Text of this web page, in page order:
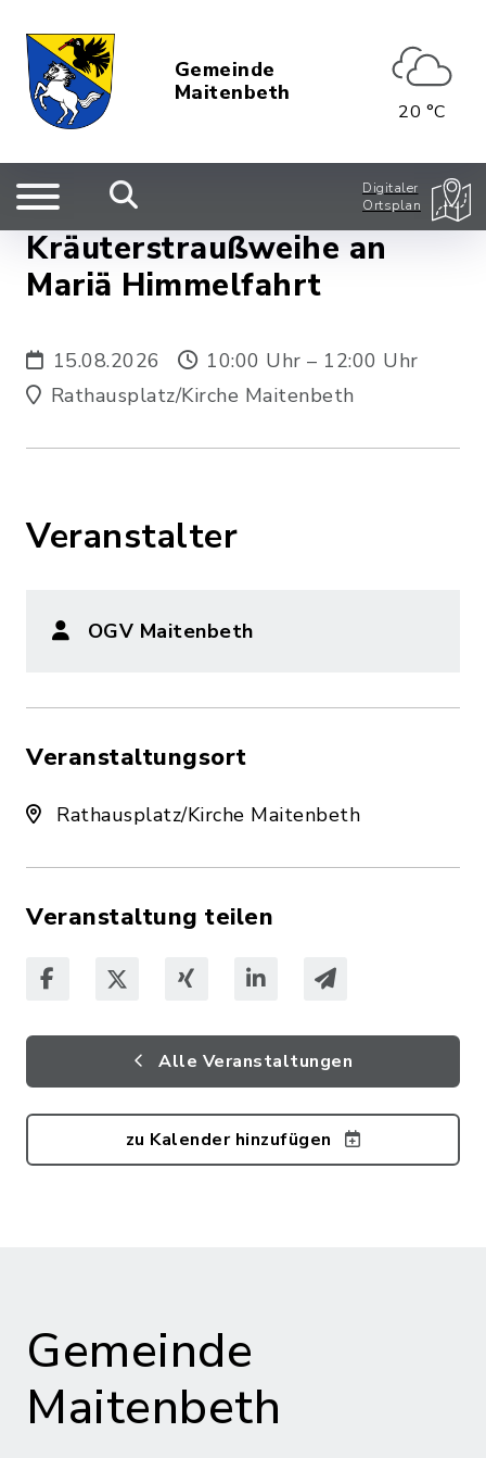
Gemeinde
Maitenbeth
20 °C
Digitaler
Ortsplan
Kräuterstraußweihe an
Mariä Himmelfahrt
15.08.2026
10:00 Uhr – 12:00 Uhr
Rathausplatz/Kirche Maitenbeth
Veranstalter
OGV Maitenbeth
Veranstaltungsort
Rathausplatz/Kirche Maitenbeth
Veranstaltung teilen
Alle Veranstaltungen
zu Kalender hinzufügen
Gemeinde
Maitenbeth